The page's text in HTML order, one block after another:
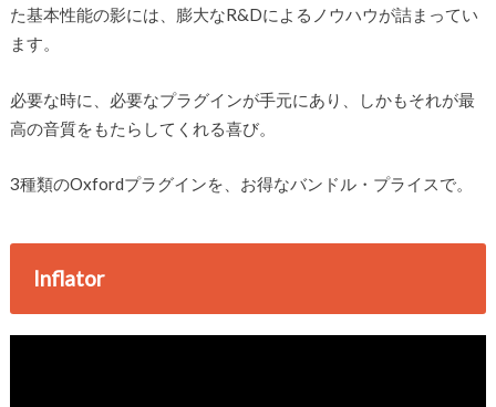
た基本性能の影には、膨大なR&Dによるノウハウが詰まってい
ます。
必要な時に、必要なプラグインが手元にあり、しかもそれが最
高の音質をもたらしてくれる喜び。
3種類のOxfordプラグインを、お得なバンドル・プライスで。
Inflator